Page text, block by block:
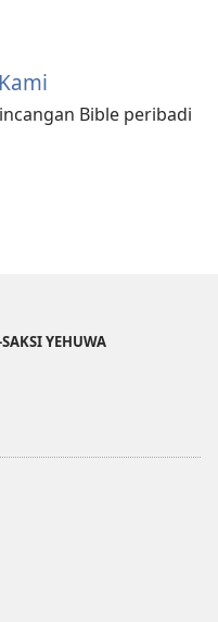
Bible peribadi
YEHUWA